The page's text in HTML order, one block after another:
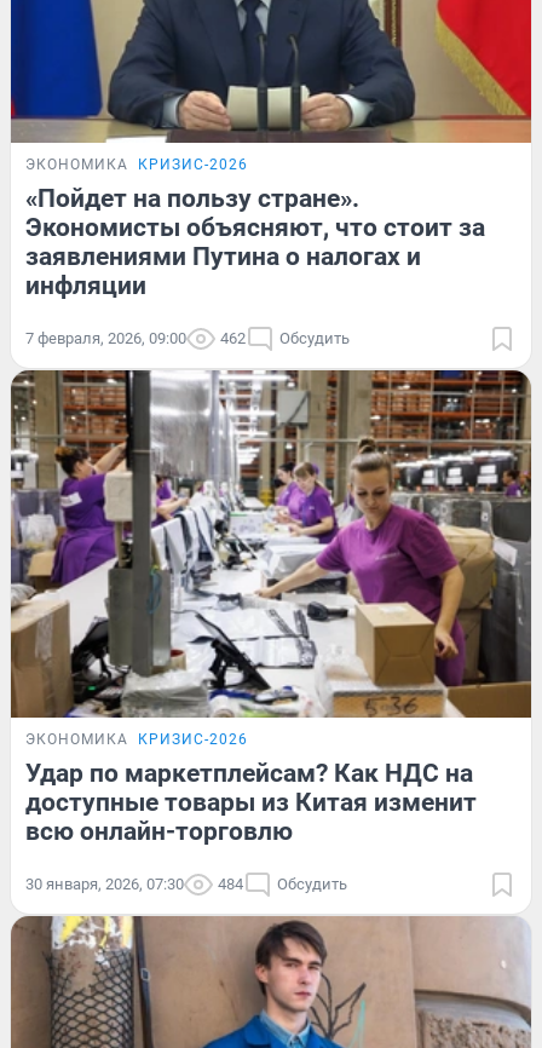
ЭКОНОМИКА КРИЗИС-2026
«Пойдет на пользу стране».
Экономисты объясняют, что стоит за
заявлениями Путина о налогах и
инфляции
7 февраля, 2026, 09:00 462 Обсудить
ЭКОНОМИКА КРИЗИС-2026
Удар по маркетплейсам? Как НДС на
доступные товары из Китая изменит
всю онлайн-торговлю
30 января, 2026, 07:30 484 Обсудить